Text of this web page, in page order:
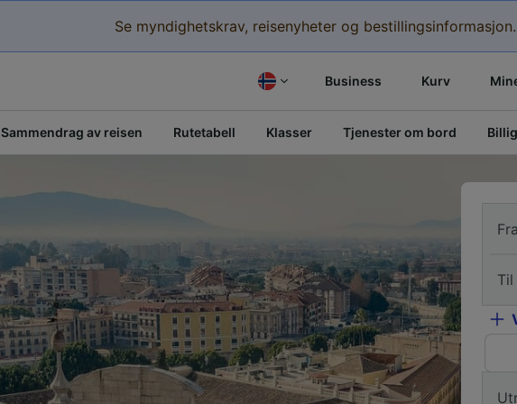
Se myndighetskrav, reisenyheter og bestillingsinformasjon.
Business Kurv
Sammendrag av reisen Rutetabell Klasser Tjenester om bord
Til